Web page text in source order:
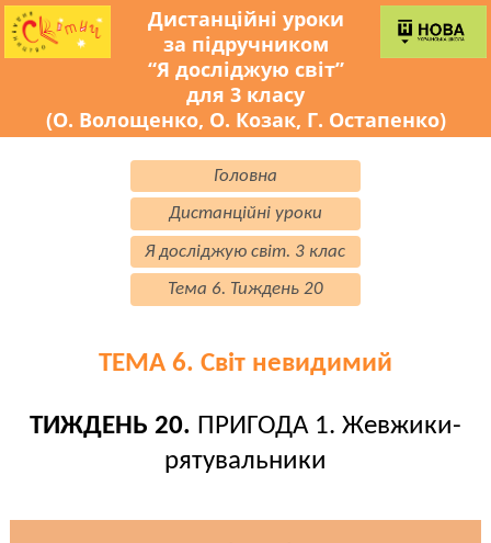
Дистанційні уроки
за підручником
“Я досліджую світ”
для 3 класу
(О. Волощенко, О. Козак, Г. Остапенко)
Головна
Дистанційні уроки
Я досліджую світ. 3 клас
Тема 6. Тиждень 20
ТЕМА 6. Світ невидимий
ТИЖДЕНЬ 20. ПРИГОДА 1. Жевжики-
рятувальники